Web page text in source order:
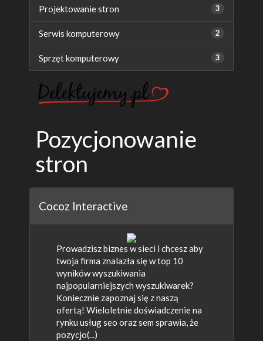
3
Projektowanie stron
2
Serwis komputerowy
3
Sprzęt komputerowy
Pozycjonowanie
stron
Cocoz Interactive
Prowadzisz biznes w sieci i chcesz aby
twoja firma znalazła się w top 10
wyników wyszukiwania
najpopularniejszych wyszukiwarek?
Koniecznie zapoznaj się z naszą
ofertą! Wieloletnie doświadczenie na
rynku usług seo oraz sem sprawia, że
pozycjo(...)